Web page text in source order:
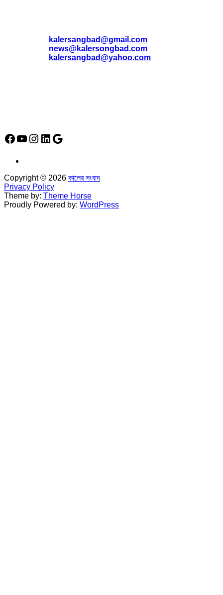
kalersangbad@gmail.com
news@kalersongbad.com
kalersangbad@yahoo.com
Facebook
YouTube
Instagram
LinkedIn
Google
Copyright © 2026 কালের সংবাদ
Privacy Policy
Theme by: Theme Horse
Proudly Powered by: WordPress